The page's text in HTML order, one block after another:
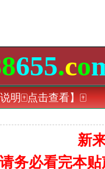
655.co
明🀄点击查看】🀄
新
请务必看完本